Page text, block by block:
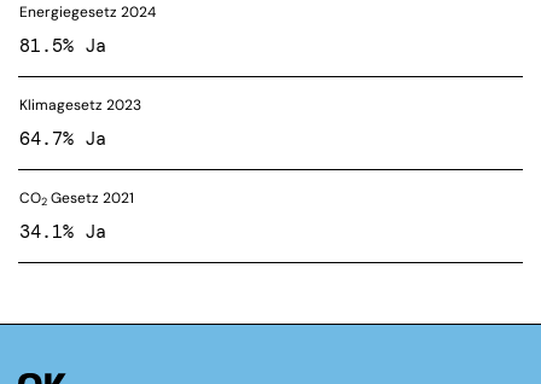
Energiegesetz 2024
81.5% Ja
Klimagesetz 2023
64.7% Ja
CO2 Gesetz 2021
34.1% Ja